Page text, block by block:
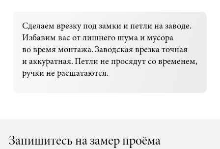
Сделаем врезку под замки и петли на заводе.
Избавим вас от лишнего шума и мусора
во время монтажа. Заводская врезка точная
и аккуратная. Петли не просядут со временем,
ручки не расшатаются.
Запишитесь на замер проёма